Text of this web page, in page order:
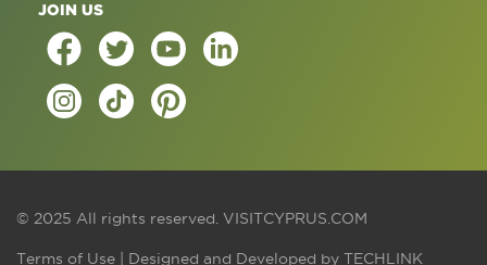
JOIN US
© 2025 All rights reserved. VISITCYPRUS.COM
Terms of Use | Designed and Developed by TECHLINK